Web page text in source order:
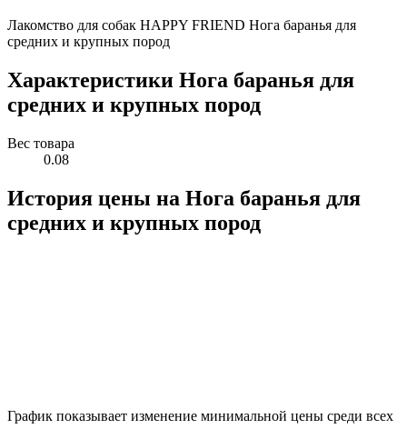
Лакомство для собак HAPPY FRIEND Нога баранья для
средних и крупных пород
Характеристики Нога баранья для
средних и крупных пород
Вес товара
0.08
История цены на Нога баранья для
средних и крупных пород
График показывает изменение минимальной цены среди всех